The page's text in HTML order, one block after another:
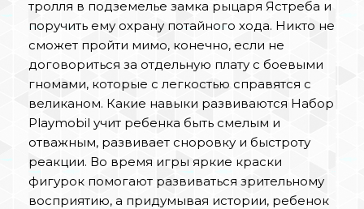
тролля в подземелье замка рыцаря Ястреба и
поручить ему охрану потайного хода. Никто не
сможет пройти мимо, конечно, если не
договориться за отдельную плату с боевыми
гномами, которые с легкостью справятся с
великаном. Какие навыки развиваются Набор
Playmobil учит ребенка быть смелым и
отважным, развивает сноровку и быстроту
реакции. Во время игры яркие краски
фигурок помогают развиваться зрительному
восприятию, а придумывая истории, ребенок